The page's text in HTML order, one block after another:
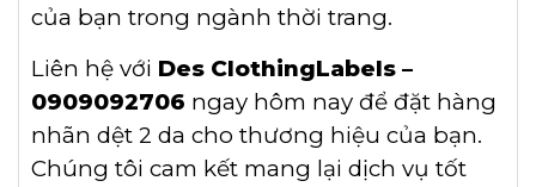
của bạn trong ngành thời trang.
Liên hệ với Des ClothingLabels –
0909092706 ngay hôm nay để đặt hàng
nhãn dệt 2 da cho thương hiệu của bạn.
Chúng tôi cam kết mang lại dịch vụ tốt